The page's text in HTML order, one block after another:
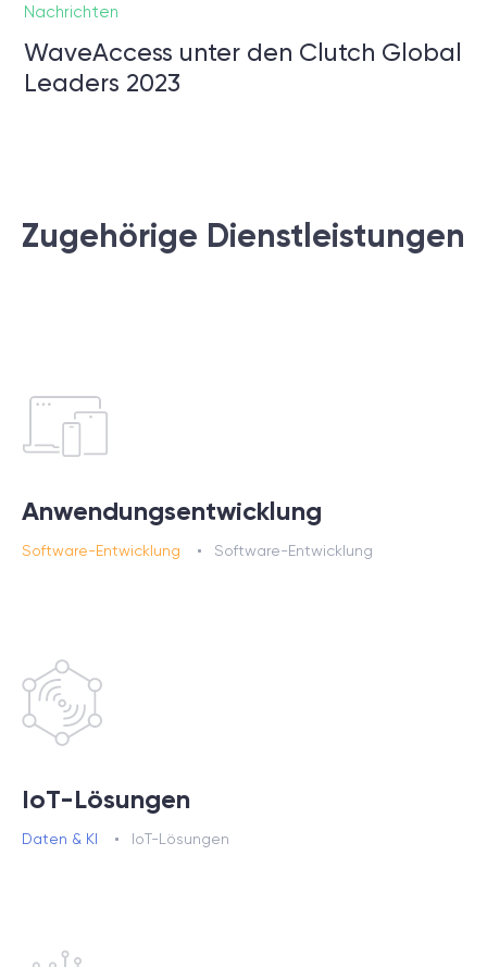
Nachrichten
WaveAccess unter den Clutch Global
Leaders 2023
Zugehörige Dienstleistungen
Anwendungsentwicklung
Software-Entwicklung Software-Entwicklung
IoT-Lösungen
Daten & KI IoT-Lösungen